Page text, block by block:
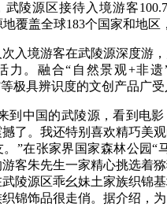
武陵源区接待入境游客
地覆盖全球183个国家和地区
境游客在武陵源深度游，
力。融合“自然景观+非遗
极具辨识度的文创产品广受
中国的武陵源，看到电影
了。我还特别喜欢精巧美
”在张家界国家森林公园“
客朱先生一家精心挑选着
陵源区乖幺妹土家族织锦基
锦饰品很走俏。据介绍，为